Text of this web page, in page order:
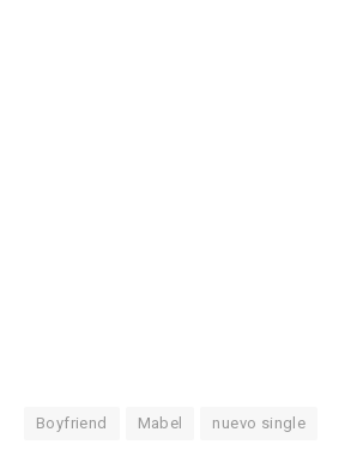
Boyfriend Mabel nuevo single